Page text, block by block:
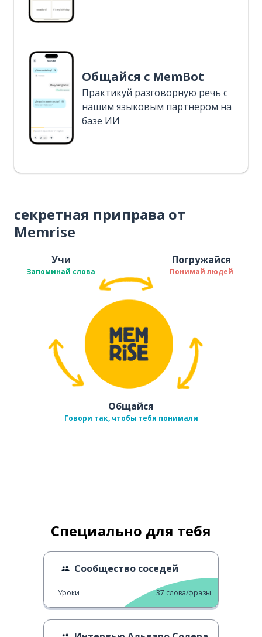
Общайся с MemBot
Практикуй разговорную речь с
нашим языковым партнером на
базе ИИ
секретная приправа от
Memrise
Учи
Запоминай слова
Погружайся
Понимай людей
Общайся
Говори так, чтобы тебя понимали
Специально для тебя
Сообщество соседей
Уроки 37 слова/фразы